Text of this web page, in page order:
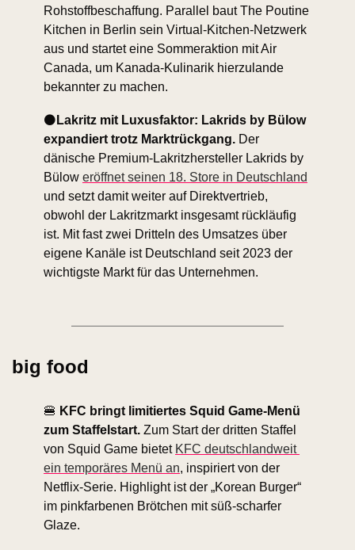
Rohstoffbeschaffung. Parallel baut The Poutine
Kitchen in Berlin sein Virtual-Kitchen-Netzwerk
aus und startet eine Sommeraktion mit Air
Canada, um Kanada-Kulinarik hierzulande
bekannter zu machen.
⚫ Lakritz mit Luxusfaktor: Lakrids by Bülow
expandiert trotz Marktrückgang. Der
dänische Premium-Lakritzhersteller Lakrids by
Bülow eröffnet seinen 18. Store in Deutschland
und setzt damit weiter auf Direktvertrieb,
obwohl der Lakritzmarkt insgesamt rückläufig
ist. Mit fast zwei Dritteln des Umsatzes über
eigene Kanäle ist Deutschland seit 2023 der
wichtigste Markt für das Unternehmen.
big food
🍔 KFC bringt limitiertes Squid Game-Menü
zum Staffelstart. Zum Start der dritten Staffel
von Squid Game bietet KFC deutschlandweit
ein temporäres Menü an, inspiriert von der
Netflix-Serie. Highlight ist der „Korean Burger“
im pinkfarbenen Brötchen mit süß-scharfer
Glaze.